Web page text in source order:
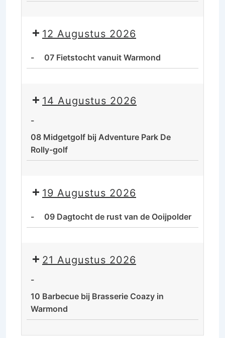
De 12 Augustus 2026
- 07 Fietstocht vanuit Warmond
vanuit
14 Augustus 2026
-
08 Midgetgolf bij Adventure Park De
Rolly-golf
bij
Park
golf
19 Augustus 2026
- 09 Dagtocht de rust van de Ooijpolder
de
de
Ooijpolder
21 Augustus 2026
-
10 Barbecue bij Brasserie Coazy in
Warmond